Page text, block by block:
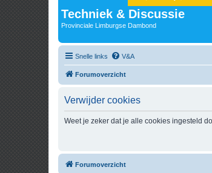
Techniek & Discussie
Provinciale Limburgse Dambond
Snelle links V&A
Forumoverzicht
Verwijder cookies
Weet je zeker dat je alle cookies ingesteld
Forumoverzicht